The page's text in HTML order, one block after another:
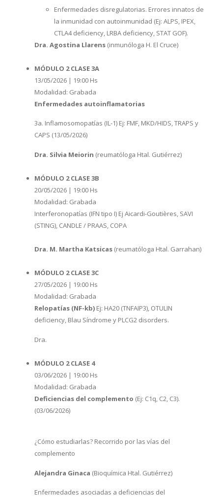
Enfermedades disregulatorias. Errores innatos de
la inmunidad con autoinmunidad (Ej: ALPS, IPEX,
CTLA4 deficiency, LRBA deficiency, STAT GOF).
Dra. Agostina Llarens (inmunóloga H. El Cruce)
MÓDULO 2 CLASE 3A
13/05/2026 | 19:00 Hs
Modalidad: Grabada
Enfermedades autoinflamatorias
3a. Inflamosomopatías (IL-1) Ej: FMF, MKD/HIDS, TRAPS y
CAPS (13/05/2026)
Dra. Silvia Meiorin (reumatóloga Htal. Gutiérrez)
MÓDULO 2 CLASE 3B
20/05/2026 | 19:00 Hs
Modalidad: Grabada
Interferonopatías (IFN tipo I) Ej Aicardi-Goutières, SAVI
(STING), CANDLE / PRAAS, COPA
Dra. M. Martha Katsicas (reumatóloga Htal. Garrahan)
MÓDULO 2 CLASE 3C
27/05/2026 | 19:00 Hs
Modalidad: Grabada
Relopatías (NF-kb) Ej: HA20 (TNFAIP3), OTULIN
deficiency, Blau Síndrome y PLCG2 disorders.
Dra.
MÓDULO 2 CLASE 4
03/06/2026 | 19:00 Hs
Modalidad: Grabada
Deficiencias del complemento (Ej: C1q, C2, C3).
(03/06/2026)
¿Cómo estudiarlas? Recorrido por las vías del
complemento
Alejandra Ginaca (Bioquímica Htal. Gutiérrez)
Enfermedades asociadas a deficiencias del